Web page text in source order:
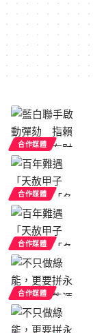
合作媒體
合作媒體
合作媒體
合作媒體